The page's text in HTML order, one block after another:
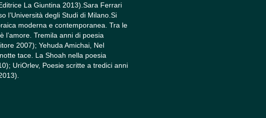
La Giuntina 2013).Sara Ferrari
l’Università degli Studi di Milano.Si
moderna e contemporanea. Tra le
l’amore. Tremila anni di poesia
2007); Yehuda Amichai, Nel
tace. La Shoah nella poesia
UriOrlev, Poesie scritte a tredici anni